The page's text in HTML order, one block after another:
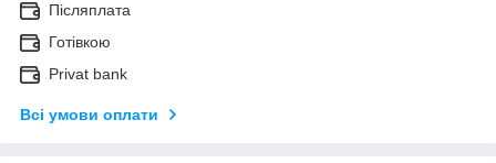
Післяплата
Готівкою
Privat bank
Всі умови оплати